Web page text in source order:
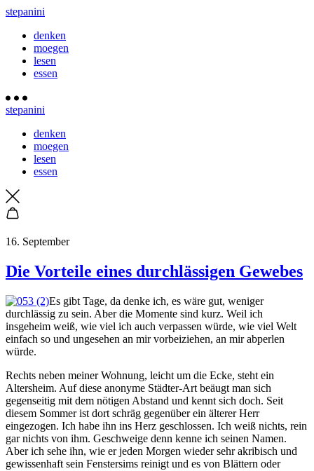
stepanini
denken
moegen
lesen
essen
stepanini
denken
moegen
lesen
essen
16. September
Die Vorteile eines durchlässigen Gewebes
Es gibt Tage, da denke ich, es wäre gut, weniger
durchlässig zu sein. Aber die Momente sind kurz. Weil ich
insgeheim weiß, wie viel ich auch verpassen würde, wie viel Welt
einfach so und ungesehen an mir vorbeiziehen, an mir abperlen
würde.
Rechts neben meiner Wohnung, leicht um die Ecke, steht ein
Altersheim. Auf diese anonyme Städter-Art beäugt man sich
gegenseitig mit dem nötigen Abstand und kennt sich doch. Seit
diesem Sommer ist dort schräg gegenüber ein älterer Herr
eingezogen. Ich habe ihn ins Herz geschlossen. Ich weiß nichts, rein
gar nichts von ihm. Geschweige denn kenne ich seinen Namen.
Aber ich sehe ihn, wie er jeden Morgen wieder sehr akribisch und
gewissenhaft sein Fenstersims reinigt und es von Blättern oder